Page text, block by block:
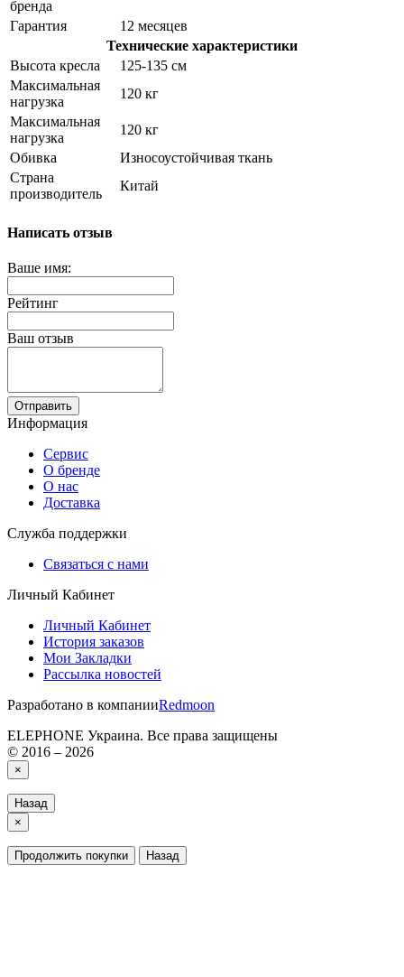
бренда
Гарантия
12 месяцев
Технические характеристики
Высота кресла
125-135 см
Максимальная
нагрузка
120 кг
Максимальная
нагрузка
120 кг
Обивка
Износоустойчивая ткань
Страна
производитель
Китай
Написать отзыв
Ваше имя:
Рейтинг
Ваш отзыв
Отправить
Информация
Сервис
О бренде
О нас
Доставка
Служба поддержки
Связаться с нами
Личный Кабинет
Личный Кабинет
История заказов
Мои Закладки
Рассылка новостей
Разработано в компанииRedmoon
ELEPHONE Украина. Все права защищены
© 2016 – 2026
×
Назад
×
Продолжить покупки Назад